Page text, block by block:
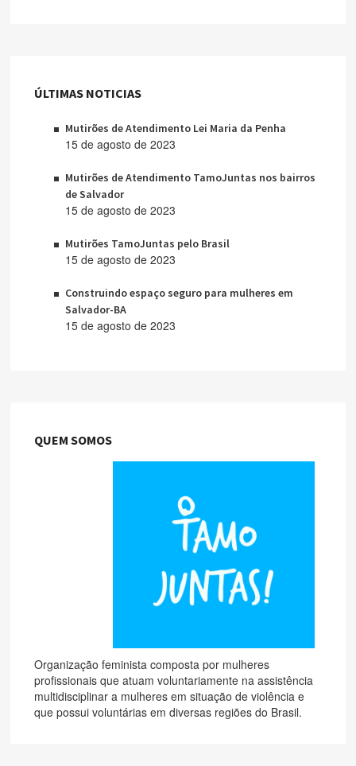
ÚLTIMAS NOTICIAS
Mutirões de Atendimento Lei Maria da Penha
15 de agosto de 2023
Mutirões de Atendimento TamoJuntas nos bairros
de Salvador
15 de agosto de 2023
Mutirões TamoJuntas pelo Brasil
15 de agosto de 2023
Construindo espaço seguro para mulheres em
Salvador-BA
15 de agosto de 2023
QUEM SOMOS
Organização feminista composta por mulheres
profissionais que atuam voluntariamente na assistência
multidisciplinar a mulheres em situação de violência e
que possui voluntárias em diversas regiões do Brasil.